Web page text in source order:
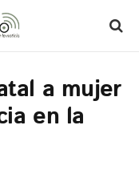
a mujer
en la